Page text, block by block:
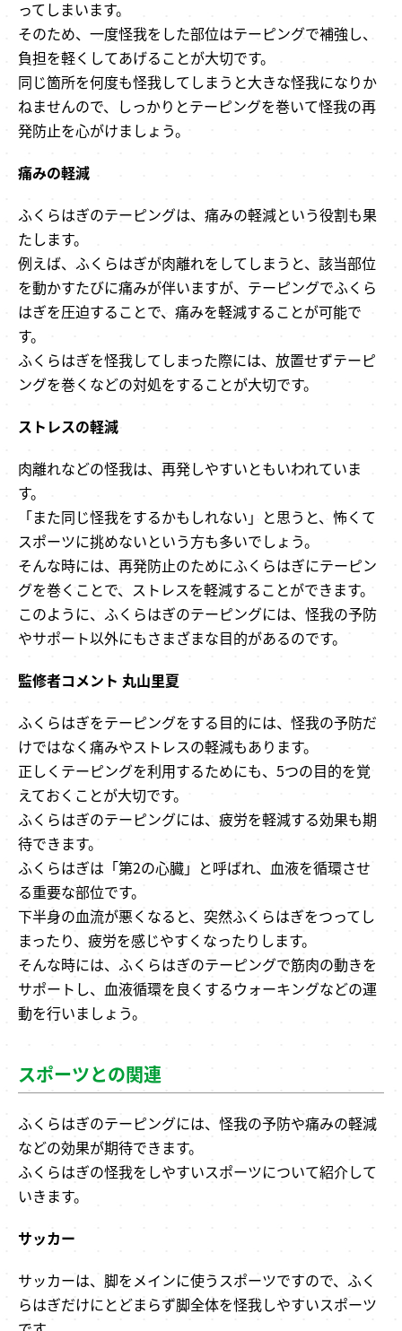
ってしまいます。
そのため、一度怪我をした部位はテーピングで補強し、
負担を軽くしてあげることが大切です。
同じ箇所を何度も怪我してしまうと大きな怪我になりか
ねませんので、しっかりとテーピングを巻いて怪我の再
発防止を心がけましょう。
痛みの軽減
ふくらはぎのテーピングは、痛みの軽減という役割も果
たします。
例えば、ふくらはぎが肉離れをしてしまうと、該当部位
を動かすたびに痛みが伴いますが、テーピングでふくら
はぎを圧迫することで、痛みを軽減することが可能で
す。
ふくらはぎを怪我してしまった際には、放置せずテーピ
ングを巻くなどの対処をすることが大切です。
ストレスの軽減
肉離れなどの怪我は、再発しやすいともいわれていま
す。
「また同じ怪我をするかもしれない」と思うと、怖くて
スポーツに挑めないという方も多いでしょう。
そんな時には、再発防止のためにふくらはぎにテーピン
グを巻くことで、ストレスを軽減することができます。
このように、ふくらはぎのテーピングには、怪我の予防
やサポート以外にもさまざまな目的があるのです。
監修者コメント 丸山里夏
ふくらはぎをテーピングをする目的には、怪我の予防だ
けではなく痛みやストレスの軽減もあります。
正しくテーピングを利用するためにも、5つの目的を覚
えておくことが大切です。
ふくらはぎのテーピングには、疲労を軽減する効果も期
待できます。
ふくらはぎは「第2の心臓」と呼ばれ、血液を循環させ
る重要な部位です。
下半身の血流が悪くなると、突然ふくらはぎをつってし
まったり、疲労を感じやすくなったりします。
そんな時には、ふくらはぎのテーピングで筋肉の動きを
サポートし、血液循環を良くするウォーキングなどの運
動を行いましょう。
スポーツとの関連
ふくらはぎのテーピングには、怪我の予防や痛みの軽減
などの効果が期待できます。
ふくらはぎの怪我をしやすいスポーツについて紹介して
いきます。
サッカー
サッカーは、脚をメインに使うスポーツですので、ふく
らはぎだけにとどまらず脚全体を怪我しやすいスポーツ